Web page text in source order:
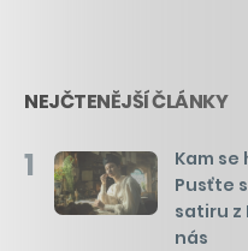
NEJČTENĚJŠÍ ČLÁNKY
1
Kam
Pusťte
satiru z
nás